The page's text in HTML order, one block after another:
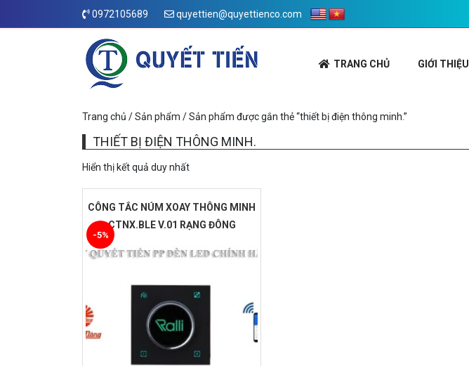
0972105689 quyettien@quyettienco.com
TRANG CHỦ GIỚI THIỆU
Trang chủ /Sản phẩm / Sản phẩm được gắn thẻ “thiết bị điện thông minh.”
THIẾT BỊ ĐIỆN THÔNG MINH.
Hiển thị kết quả duy nhất
CÔNG TẮC NÚM XOAY THÔNG MINH
CTNX.BLE V.01 RẠNG ĐÔNG
-5%